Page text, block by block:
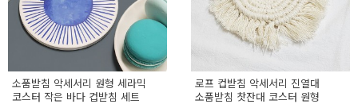
소품받침 악세서리 원형 세라믹
코스터 작은 바다 컵받침 세트
로프 컵받침 악세서리 진열대
소품받침 찻잔대 코스터 원형